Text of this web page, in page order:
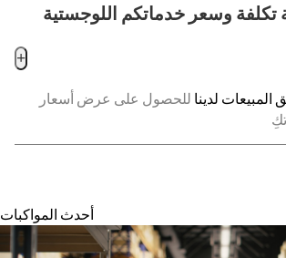
وسعر خدماتكم اللوجستية
+
لدينا للحصول على عرض أسعار
أحدث المواكبات